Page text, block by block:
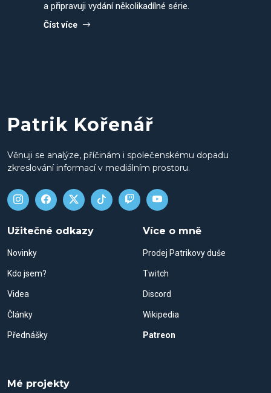
a připravuji vydání několikadílné série.
Číst více
Patrik Kořenář
Věnuji se analýze, příčinám i společenskému dopadu
zkreslování informací v mediálním prostoru.
Užitečné odkazy
Novinky
Kdo jsem?
Videa
Články
Přednášky
Více o mně
Prodej Patrikovy duše
Twitch
Discord
Wikipedia
Patreon
Mé projekty